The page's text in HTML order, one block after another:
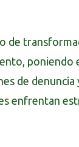
de
poniendo
de denuncia
enfrentan